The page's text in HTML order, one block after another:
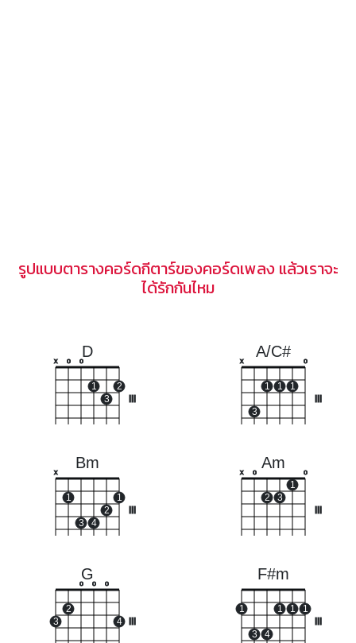
รูปแบบตารางคอร์ดกีตาร์ของคอร์ดเพลง แล้วเราจะ
ได้รักกันไหม
D
x o o
1
3
2
A/C#
x
3
1 1 1
o
Bm
x
1
3 4
2
1
Am
x o
2 3
1
o
G
3
2
o o o
4
F#m
1
3 4
1 1 1